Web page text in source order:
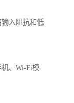
入阻抗和低
、Wi-Fi模